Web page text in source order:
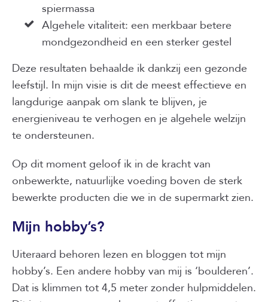
spiermassa
Algehele vitaliteit: een merkbaar betere
mondgezondheid en een sterker gestel
Deze resultaten behaalde ik dankzij een gezonde
leefstijl. In mijn visie is dit de meest effectieve en
langdurige aanpak om slank te blijven, je
energieniveau te verhogen en je algehele welzijn
te ondersteunen.
Op dit moment geloof ik in de kracht van
onbewerkte, natuurlijke voeding boven de sterk
bewerkte producten die we in de supermarkt zien.
Mijn hobby’s?
Uiteraard behoren lezen en bloggen tot mijn
hobby’s. Een andere hobby van mij is ‘boulderen’.
Dat is klimmen tot 4,5 meter zonder hulpmiddelen.